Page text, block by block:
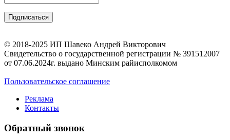
© 2018-2025 ИП Шавеко Андрей Викторович
Свидетельство о государственной регистрации № 391512007
от 07.06.2024г. выдано Минским райисполкомом
Пользовательское соглашение
Реклама
Контакты
Обратный звонок